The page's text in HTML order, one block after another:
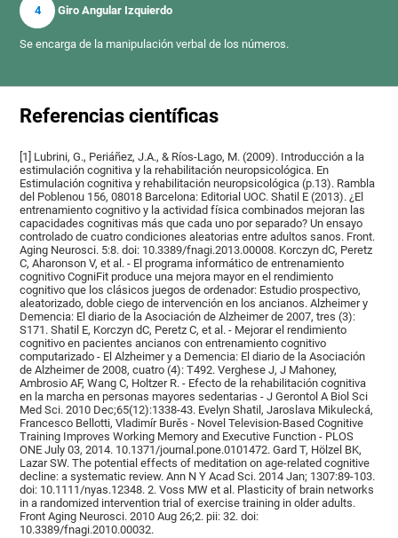
4 Giro Angular Izquierdo
Se encarga de la manipulación verbal de los números.
Referencias científicas
[1] Lubrini, G., Periáñez, J.A., & Ríos-Lago, M. (2009). Introducción a la
estimulación cognitiva y la rehabilitación neuropsicológica. En
Estimulación cognitiva y rehabilitación neuropsicológica (p.13). Rambla
del Poblenou 156, 08018 Barcelona: Editorial UOC. Shatil E (2013). ¿El
entrenamiento cognitivo y la actividad física combinados mejoran las
capacidades cognitivas más que cada uno por separado? Un ensayo
controlado de cuatro condiciones aleatorias entre adultos sanos. Front.
Aging Neurosci. 5:8. doi: 10.3389/fnagi.2013.00008. Korczyn dC, Peretz
C, Aharonson V, et al. - El programa informático de entrenamiento
cognitivo CogniFit produce una mejora mayor en el rendimiento
cognitivo que los clásicos juegos de ordenador: Estudio prospectivo,
aleatorizado, doble ciego de intervención en los ancianos. Alzheimer y
Demencia: El diario de la Asociación de Alzheimer de 2007, tres (3):
S171. Shatil E, Korczyn dC, Peretz C, et al. - Mejorar el rendimiento
cognitivo en pacientes ancianos con entrenamiento cognitivo
computarizado - El Alzheimer y a Demencia: El diario de la Asociación
de Alzheimer de 2008, cuatro (4): T492. Verghese J, J Mahoney,
Ambrosio AF, Wang C, Holtzer R. - Efecto de la rehabilitación cognitiva
en la marcha en personas mayores sedentarias - J Gerontol A Biol Sci
Med Sci. 2010 Dec;65(12):1338-43. Evelyn Shatil, Jaroslava Mikulecká,
Francesco Bellotti, Vladimír Burěs - Novel Television-Based Cognitive
Training Improves Working Memory and Executive Function - PLOS
ONE July 03, 2014. 10.1371/journal.pone.0101472. Gard T, Hölzel BK,
Lazar SW. The potential effects of meditation on age-related cognitive
decline: a systematic review. Ann N Y Acad Sci. 2014 Jan; 1307:89-103.
doi: 10.1111/nyas.12348. 2. Voss MW et al. Plasticity of brain networks
in a randomized intervention trial of exercise training in older adults.
Front Aging Neurosci. 2010 Aug 26;2. pii: 32. doi:
10.3389/fnagi.2010.00032.